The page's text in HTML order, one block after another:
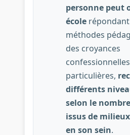
personne peut
écolerépondant
méthodes
des croyances
confessionnelles
particulières,
différents
selon le nombre
issus de
en son sein.